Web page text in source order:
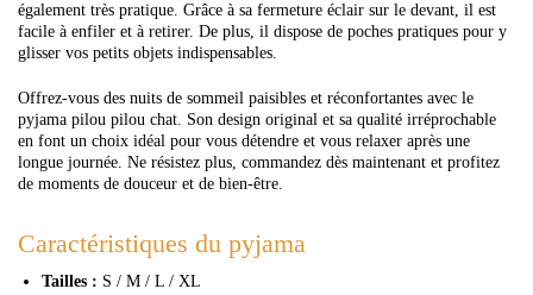
également très pratique. Grâce à sa fermeture éclair sur le devant, il est
facile à enfiler et à retirer. De plus, il dispose de poches pratiques pour y
glisser vos petits objets indispensables.
Offrez-vous des nuits de sommeil paisibles et réconfortantes avec le
pyjama pilou pilou chat. Son design original et sa qualité irréprochable
en font un choix idéal pour vous détendre et vous relaxer après une
longue journée. Ne résistez plus, commandez dès maintenant et profitez
de moments de douceur et de bien-être.
Caractéristiques du pyjama
Tailles : S / M / L / XL